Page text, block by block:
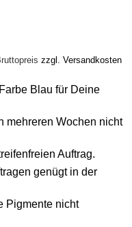
zzgl. Versandkosten
Blau für Deine
mehreren Wochen nicht
Auftrag.
genügt in der
Pigmente nicht